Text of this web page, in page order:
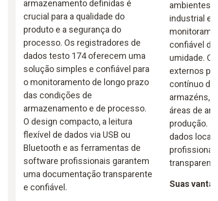
armazenamento definidas é
crucial para a qualidade do
produto e a segurança do
processo. Os registradores de
dados testo 174 oferecem uma
solução simples e confiável para
o monitoramento de longo prazo
das condições de
armazenamento e de processo.
O design compacto, a leitura
flexível de dados via USB ou
Bluetooth e as ferramentas de
software profissionais garantem
uma documentação transparente
e confiável.
ambientes
industrial e
confiável
umidade.
externos
contínuo de
armazéns,
áreas de
produção.
dados
profissional
Suas